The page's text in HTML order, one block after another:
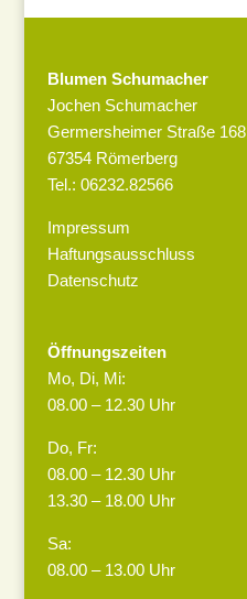
Blumen Schumacher
Jochen Schumacher
Germersheimer Straße 168
67354 Römerberg
Tel.: 06232.82566
Impressum
Haftungsausschluss
Datenschutz
Öffnungszeiten
Mo, Di, Mi:
08.00 – 12.30 Uhr
Do, Fr:
08.00 – 12.30 Uhr
13.30 – 18.00 Uhr
Sa:
08.00 – 13.00 Uhr